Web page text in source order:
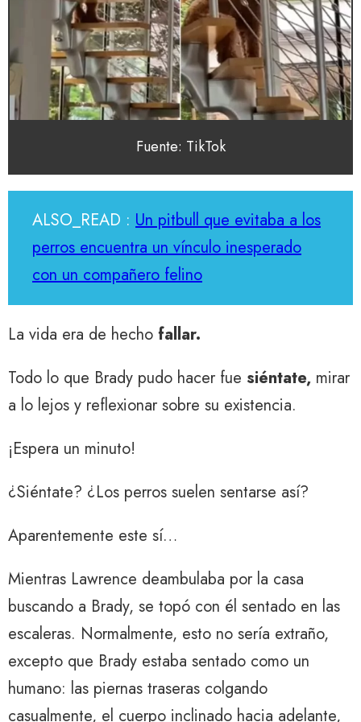
Fuente: TikTok
ALSO_READ : Un pitbull que evitaba a los
perros encuentra un vínculo inesperado
con un compañero felino
La vida era de hecho fallar.
Todo lo que Brady pudo hacer fue siéntate, mirar
a lo lejos y reflexionar sobre su existencia.
¡Espera un minuto!
¿Siéntate? ¿Los perros suelen sentarse así?
Aparentemente este sí…
Mientras Lawrence deambulaba por la casa
buscando a Brady, se topó con él sentado en las
escaleras. Normalmente, esto no sería extraño,
excepto que Brady estaba sentado como un
humano: las piernas traseras colgando
casualmente, el cuerpo inclinado hacia adelante,